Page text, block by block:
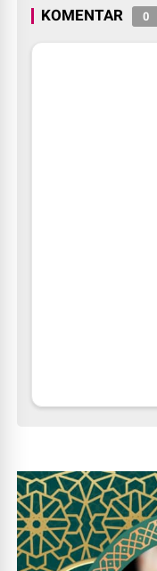
KOMENTAR 0